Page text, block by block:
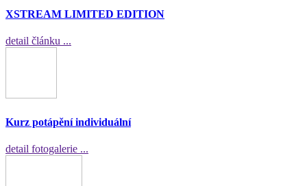
XSTREAM LIMITED EDITION
detail článku ...
Kurz potápění individuální
detail fotogalerie ...